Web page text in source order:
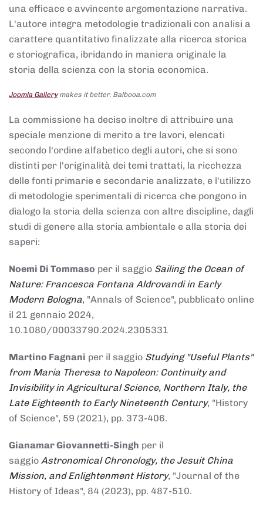
una efficace e avvincente argomentazione narrativa.
L'autore integra metodologie tradizionali con analisi a
carattere quantitativo finalizzate alla ricerca storica
e storiografica, ibridando in maniera originale la
storia della scienza con la storia economica.
Joomla Gallerymakes it better. Balbooa.com
La commissione ha deciso inoltre di attribuire una
speciale menzione di merito a tre lavori, elencati
secondo l'ordine alfabetico degli autori, che si sono
distinti per l'originalità dei temi trattati, la ricchezza
delle fonti primarie e secondarie analizzate, e l'utilizzo
di metodologie sperimentali di ricerca che pongono in
dialogo la storia della scienza con altre discipline, dagli
studi di genere alla storia ambientale e alla storia dei
saperi:
Noemi Di Tommaso per il saggio Sailing the Ocean of
Nature: Francesca Fontana Aldrovandi in Early
Modern Bologna, "Annals of Science", pubblicato online
il 21 gennaio 2024,
10.1080/00033790.2024.2305331
Martino Fagnani per il saggio Studying "Useful Plants"
from Maria Theresa to Napoleon: Continuity and
Invisibility in Agricultural Science, Northern Italy, the
Late Eighteenth to Early Nineteenth Century, "History
of Science", 59 (2021), pp. 373-406.
Gianamar Giovannetti-Singh per il
saggio Astronomical Chronology, the Jesuit China
Mission, and Enlightenment History, "Journal of the
History of Ideas", 84 (2023), pp. 487-510.